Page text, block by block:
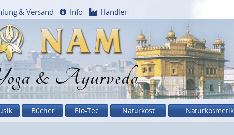
& Ayurveda
& Versand Info Händler
Bücher Bio-Tee Naturkost Naturkosmetik